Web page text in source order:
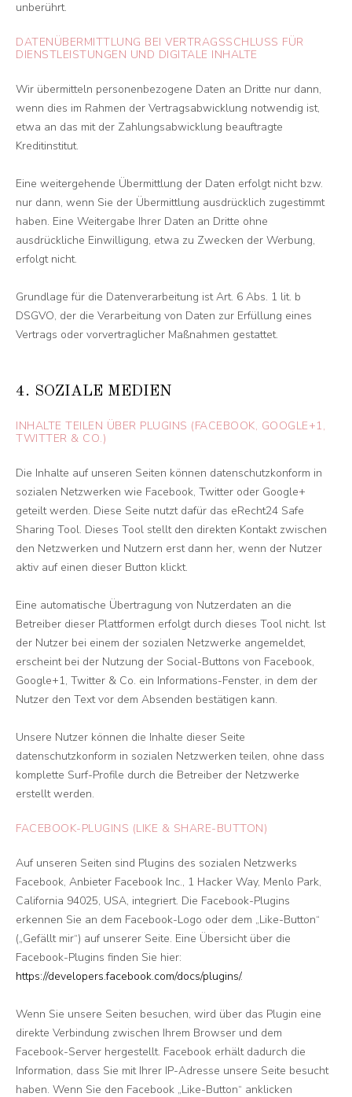
unberührt.
DATENÜBERMITTLUNG BEI VERTRAGSSCHLUSS FÜR
DIENSTLEISTUNGEN UND DIGITALE INHALTE
Wir übermitteln personenbezogene Daten an Dritte nur dann,
wenn dies im Rahmen der Vertragsabwicklung notwendig ist,
etwa an das mit der Zahlungsabwicklung beauftragte
Kreditinstitut.
Eine weitergehende Übermittlung der Daten erfolgt nicht bzw.
nur dann, wenn Sie der Übermittlung ausdrücklich zugestimmt
haben. Eine Weitergabe Ihrer Daten an Dritte ohne
ausdrückliche Einwilligung, etwa zu Zwecken der Werbung,
erfolgt nicht.
Grundlage für die Datenverarbeitung ist Art. 6 Abs. 1 lit. b
DSGVO, der die Verarbeitung von Daten zur Erfüllung eines
Vertrags oder vorvertraglicher Maßnahmen gestattet.
4. SOZIALE MEDIEN
INHALTE TEILEN ÜBER PLUGINS (FACEBOOK, GOOGLE+1,
TWITTER & CO.)
Die Inhalte auf unseren Seiten können datenschutzkonform in
sozialen Netzwerken wie Facebook, Twitter oder Google+
geteilt werden. Diese Seite nutzt dafür das eRecht24 Safe
Sharing Tool. Dieses Tool stellt den direkten Kontakt zwischen
den Netzwerken und Nutzern erst dann her, wenn der Nutzer
aktiv auf einen dieser Button klickt.
Eine automatische Übertragung von Nutzerdaten an die
Betreiber dieser Plattformen erfolgt durch dieses Tool nicht. Ist
der Nutzer bei einem der sozialen Netzwerke angemeldet,
erscheint bei der Nutzung der Social-Buttons von Facebook,
Google+1, Twitter & Co. ein Informations-Fenster, in dem der
Nutzer den Text vor dem Absenden bestätigen kann.
Unsere Nutzer können die Inhalte dieser Seite
datenschutzkonform in sozialen Netzwerken teilen, ohne dass
komplette Surf-Profile durch die Betreiber der Netzwerke
erstellt werden.
FACEBOOK-PLUGINS (LIKE & SHARE-BUTTON)
Auf unseren Seiten sind Plugins des sozialen Netzwerks
Facebook, Anbieter Facebook Inc., 1 Hacker Way, Menlo Park,
California 94025, USA, integriert. Die Facebook-Plugins
erkennen Sie an dem Facebook-Logo oder dem „Like-Button“
(„Gefällt mir“) auf unserer Seite. Eine Übersicht über die
Facebook-Plugins finden Sie hier:
https://developers.facebook.com/docs/plugins/.
Wenn Sie unsere Seiten besuchen, wird über das Plugin eine
direkte Verbindung zwischen Ihrem Browser und dem
Facebook-Server hergestellt. Facebook erhält dadurch die
Information, dass Sie mit Ihrer IP-Adresse unsere Seite besucht
haben. Wenn Sie den Facebook „Like-Button“ anklicken